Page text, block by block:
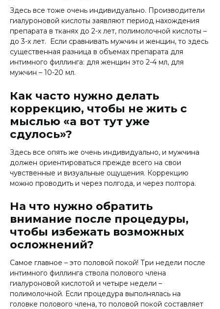
Здесь все тоже очень индивидуально. Производители
гиалуроновой кислоты заявляют период нахождения
препарата в тканях до 2-х лет, полимолочной кислоты –
до 3-х лет. Если сравнивать мужчин и женщин, то здесь
существенная разница в объемах препарата для
интимного филлинга: для женщин это 2-4 мл, для
мужчин – 10-20 мл.
Как часто нужно делать
коррекцию, чтобы не жить с
мыслью «а вот тут уже
сдулось»?
Здесь все опять же очень индивидуально, и мужчина
должен ориентироваться прежде всего на свои
чувственные и визуальные ощущения. Коррекцию
можно проводить и через полгода, и через полтора.
На что нужно обратить
внимание после процедуры,
чтобы избежать возможных
осложнений?
Самое главное – это половой покой! Три недели после
интимного филлинга ствола полового члена
гиалуроновой кислотой и четыре недели –
полимолочной. Если процедура выполнялась на
головке полового члена, то половой покой составляет